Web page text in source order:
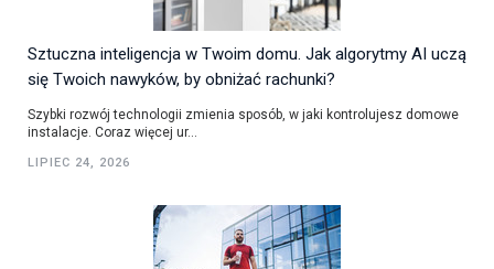
Sztuczna inteligencja w Twoim domu. Jak algorytmy AI uczą
się Twoich nawyków, by obniżać rachunki?
Szybki rozwój technologii zmienia sposób, w jaki kontrolujesz domowe
instalacje. Coraz więcej ur...
LIPIEC 24, 2026